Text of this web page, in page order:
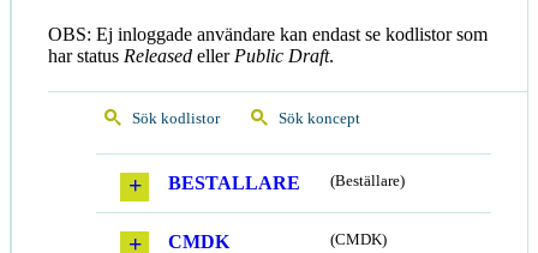
OBS: Ej inloggade användare kan endast se kodlistor som
har status Released eller Public Draft.
Sök kodlistor Sök koncept
BESTALLARE (Beställare)
CMDK (CMDK)